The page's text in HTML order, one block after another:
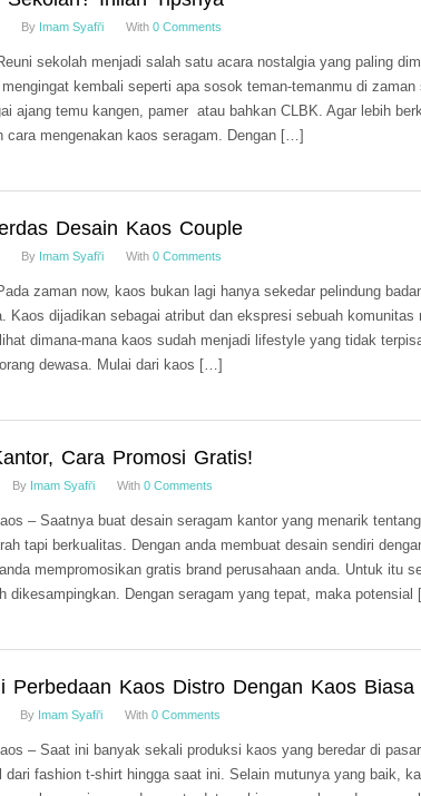
By Imam Syafi'i With 0 Comments
sekolah menjadi salah satu acara nostalgia yang paling
kembali seperti apa sosok teman-temanmu di
ajang temu kangen, pamer atau bahkan CLBK. Agar lebih
cara mengenakan kaos seragam. Dengan […]
Desain Kaos Couple
By Imam Syafi'i With 0 Comments
zaman now, kaos bukan lagi hanya sekedar pelindung
Kaos dijadikan sebagai atribut dan ekspresi sebuah komunitas
dimana-mana kaos sudah menjadi lifestyle yang tidak
dewasa. Mulai dari kaos […]
Cara Promosi Gratis!
By Imam Syafi'i With 0 Comments
– Saatnya buat desain seragam kantor yang menarik
tapi berkualitas. Dengan anda membuat desain sendiri
mempromosikan gratis brand perusahaan anda. Untuk itu
dikesampingkan. Dengan seragam yang tepat, maka
Perbedaan Kaos Distro Dengan Kaos Biasa
By Imam Syafi'i With 0 Comments
– Saat ini banyak sekali produksi kaos yang beredar di
dari fashion t-shirt hingga saat ini. Selain mutunya yang baik,